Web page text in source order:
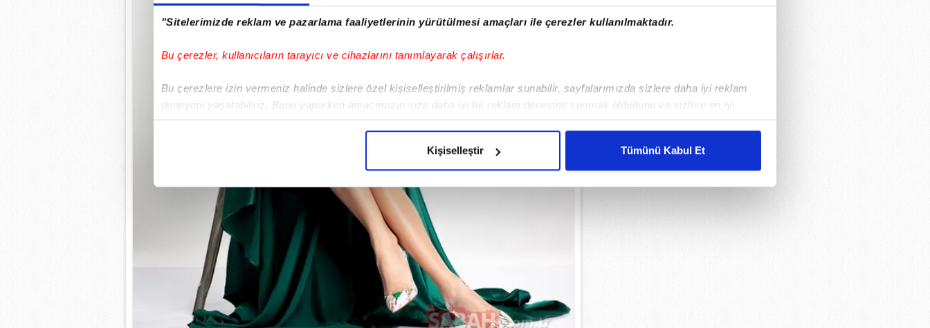
"Sitelerimizde reklam ve pazarlama faaliyetlerinin yürütülmesi amaçları ile çerezler kullanılmaktadır.
Bu çerezler, kullanıcıların tarayıcı ve cihazlarını tanımlayarak çalışırlar.
Bu çerezlere izin vermeniz halinde sizlere özel kişiselleştirilmiş reklamlar sunabilir, sayfalarımızda sizlere daha iyi reklam
deneyimi yaşatabiliriz. Bunu yaparken amacımızın size daha iyi bir reklam deneyimi sunmak olduğunu ve sizlere en iyi
içerikleri sunabilmek adına elimizden gelen çabayı gösterdiğimizi ve bu noktada, reklamların maliyetlerimizi karşılamak
Her halükârda, kullanıcılar, bu çerezlere izin vermedikleri takdirde, kullanıcılara hedefli reklamlar gösterilmeyecektir."
Sizlere daha iyi bir hizmet sunabilmek için İnternet Sitemizde kendimize ve üçüncü kişilere ait çerezler kullanılmaktadır. Bu
çerezler vasıtasıyla çeşitli kişisel verileriniz işlenmekte olup gerekli olan çerezler bilgi toplumu hizmetlerinin sunulması
amacıyla kullanılmaktadır. Diğer çerezler, sitemizin daha işlevsel kılınması ve kişiselleştirilmesi ve sizlere yönelik
reklam/pazarlama faaliyetlerinin yapılması, amaçlarıyla sınırlı olarak açık rızanız dahilinde kullanılacaktır.
Çerezlere ilişkin tercihlerinizi aşağıda yer alan panel vasıtasıyla belirleyebilirsiniz. Çerezlere ilişkin detaylı bilgi için Ayarlar
butonuna tıklayabilir,
Çerez Bilgilendirme Metnimiziziyaret edebilirsiniz.
Kişiselleştir Tümünü Kabul Et